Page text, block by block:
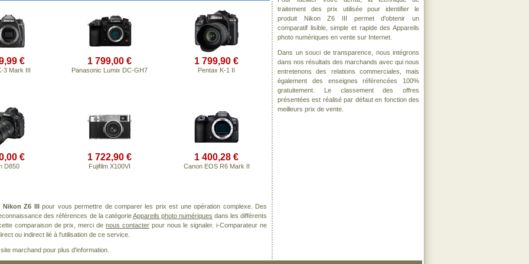
€
3 Mark III
1 799,00 €
Panasonic Lumix DC-GH7
1 799,90 €
Pentax K-1 II
€
D850
1 722,90 €
Fujifilm X100VI
1 400,28 €
Canon EOS R6 Mark II
Nikon Z6 IIIpour vous permettre de comparer les prix est une opération complexe. Des
des références de la catégorieAppareils photo numériques dans les différents
comparaison de prix, merci de nous contacterpour nous le signaler. i-Comparateur ne
ou indirect lié à l'utilisation de ce service.
marchand pour plus d'information.
traitement des prix utilisée pour identifier le
produit Nikon Z6 III permet d'obtenir un
comparatif lisible, simple et rapide des Appareils
photo numériques en vente sur Internet.
Dans un souci de transparence, nous intégrons
dans nos résultats des marchands avec qui nous
entretenons des relations commerciales, mais
également des enseignes référencées 100%
gratuitement. Le classement des offres
présentées est réalisé par défaut en fonction des
meilleurs prix de vente.